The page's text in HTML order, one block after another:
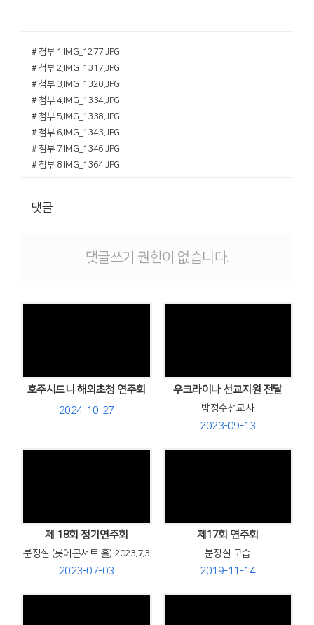
# 첨부 1.IMG_1277.JPG
# 첨부 2.IMG_1317.JPG
# 첨부 3.IMG_1320.JPG
# 첨부 4.IMG_1334.JPG
# 첨부 5.IMG_1338.JPG
# 첨부 6.IMG_1343.JPG
# 첨부 7.IMG_1346.JPG
# 첨부 8.IMG_1364.JPG
댓글
댓글쓰기 권한이 없습니다.
호주시드니 해외초청 연주회
2024-10-27
우크라이나 선교지원 전달
박정수선교사
2023-09-13
제 18회 정기연주회
분장실 (롯데콘서트 홀) 2023.7.3
2023-07-03
제17회 연주회
분장실 모습
2019-11-14